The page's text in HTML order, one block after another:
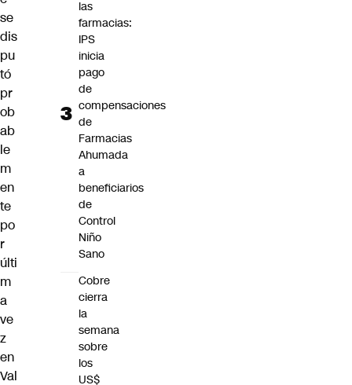
se
dis
pu
tó
pr
ob
ab
le
m
en
te
po
r
últi
m
a
ve
z
en
Val
las
farmacias:
IPS
inicia
pago
de
compensaciones
de
Farmacias
Ahumada
a
beneficiarios
de
Control
Niño
Sano
Cobre
cierra
la
semana
sobre
los
US$